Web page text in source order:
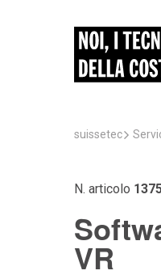
suissetec
N. articolo
VR